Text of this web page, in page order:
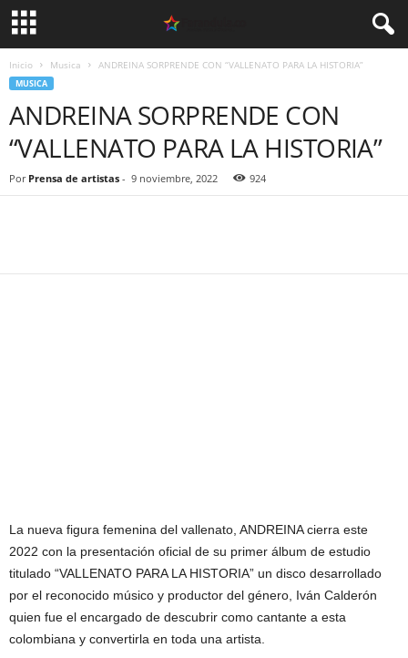
Inicio Musica ANDREINA SORPRENDE CON “VALLENATO PARA LA HISTORIA”
MUSICA
ANDREINA SORPRENDE CON
“VALLENATO PARA LA HISTORIA”
Por Prensa de artistas - 9 noviembre, 2022 924
La nueva figura femenina del vallenato, ANDREINA cierra este
2022 con la presentación oficial de su primer álbum de estudio
titulado “VALLENATO PARA LA HISTORIA” un disco desarrollado
por el reconocido músico y productor del género, Iván Calderón
quien fue el encargado de descubrir como cantante a esta
colombiana y convertirla en toda una artista.